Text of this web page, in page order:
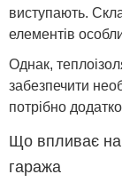
виступають.
елементів
Однак,
забезпечити
потрібно
Що впливає на
гаража